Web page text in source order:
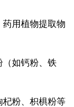
用植物提取物
（如钙粉、铁
粉、枳椇粉等